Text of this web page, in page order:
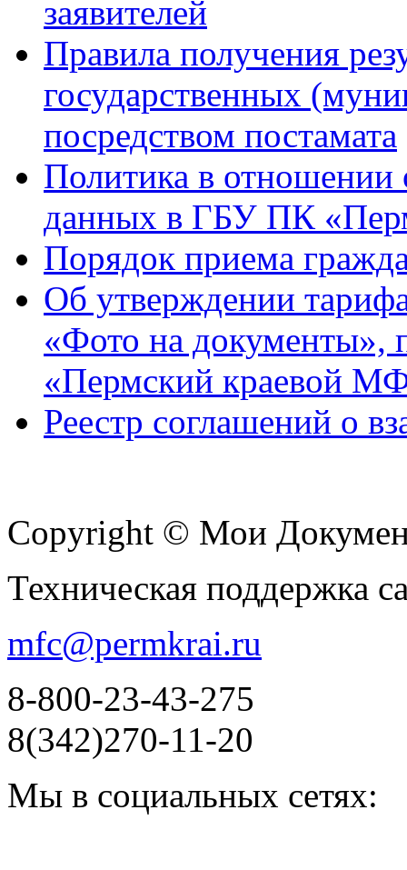
заявителей
Правила получения
государственных
посредством постамата
Политика в отношении
данных в ГБУ ПК
Порядок приема
Об утверждении
«Фото на документы»,
«Пермский краевой
Реестр соглашений о
Copyright © Мои
Техническая поддержка
mfc@permkrai.ru
8-800-23-43-275
8(342)270-11-20
Мы в социальных сетях: